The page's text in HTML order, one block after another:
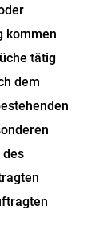
kommen
tätig
dem
des